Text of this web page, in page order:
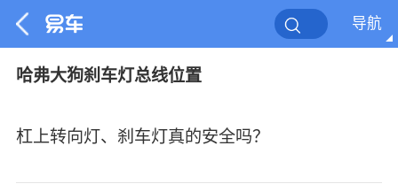
导航
哈弗大狗刹车灯总线位置
杠上转向灯、刹车灯真的安全吗？